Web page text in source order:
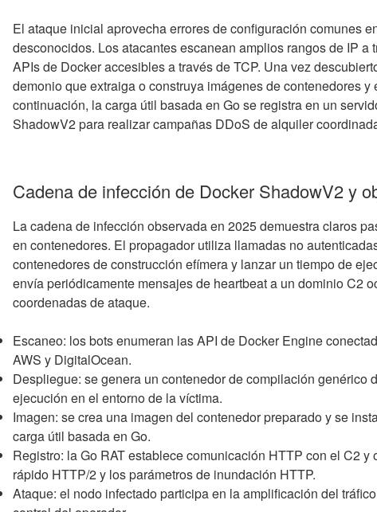
El ataque inicial aprovecha errores de configuración comunes
desconocidos. Los atacantes escanean amplios rangos de IP
APIs de Docker accesibles a través de TCP. Una vez
demonio que extraiga o construya imágenes de contenedores
continuación, la carga útil basada en Go se registra en un
ShadowV2 para realizar campañas DDoS de alquiler
Cadena de infección de Docker ShadowV2 y
La cadena de infección observada en 2025 demuestra claros
en contenedores. El propagador utiliza llamadas no
contenedores de construcción efímera y lanzar un tiempo de
envía periódicamente mensajes de heartbeat a un dominio C2
coordenadas de ataque.
Escaneo: los bots enumeran las API de Docker Engine
AWS y DigitalOcean.
Despliegue: se genera un contenedor de compilación genérico
ejecución en el entorno de la víctima.
Imagen: se crea una imagen del contenedor preparado y se
carga útil basada en Go.
Registro: la Go RAT establece comunicación HTTP con el C2
rápido HTTP/2 y los parámetros de inundación HTTP.
Ataque: el nodo infectado participa en la amplificación del